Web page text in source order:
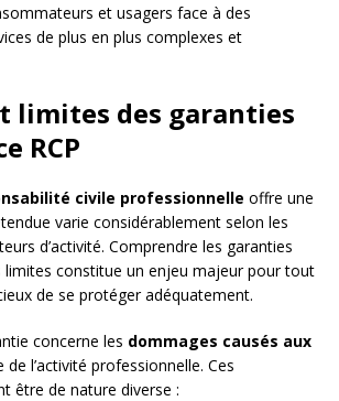
et usagers face à des
de plus en plus complexes et
limites des garanties
RCP
civile professionnelle offre une
varie considérablement selon les
d’activité. Comprendre les garanties
limites constitue un enjeu majeur pour tout
de se protéger adéquatement.
concerne les dommages causés aux
de l’activité professionnelle. Ces
être de nature diverse :